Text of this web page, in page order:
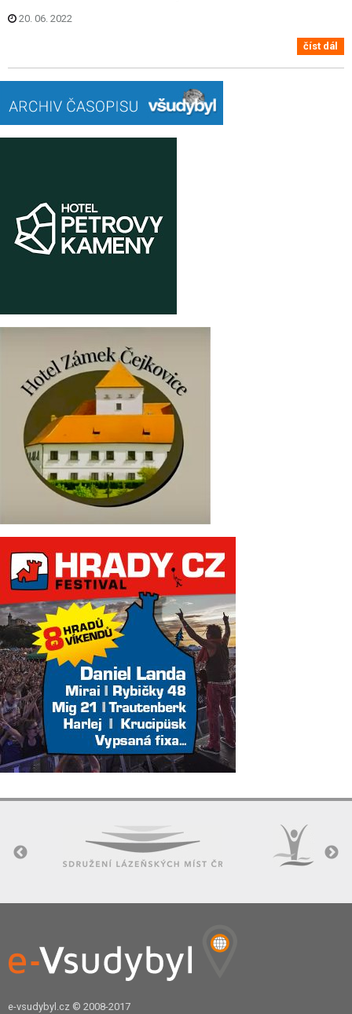
20. 06. 2022
číst dál
e-vsudybyl.cz © 2008-2017